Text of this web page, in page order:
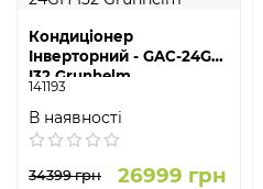
Кондиціонер
Інверторний - GAC-24GH-
I32 Grunhelm
141193
В наявності
34399 грн 26999 грн